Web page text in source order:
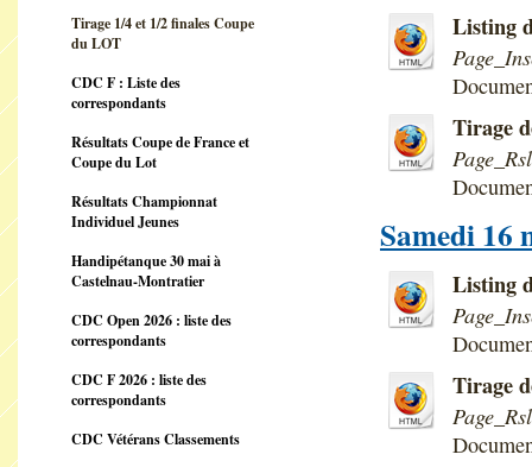
Tirage 1/4 et 1/2 finales Coupe
du LOT
CDC F : Liste des
correspondants
Résultats Coupe de France et
Coupe du Lot
Résultats Championnat
Individuel Jeunes
Handipétanque 30 mai à
Castelnau-Montratier
CDC Open 2026 : liste des
correspondants
CDC F 2026 : liste des
correspondants
CDC Vétérans Classements
Listing
Tirage
Samedi 16
Listing
Tirage